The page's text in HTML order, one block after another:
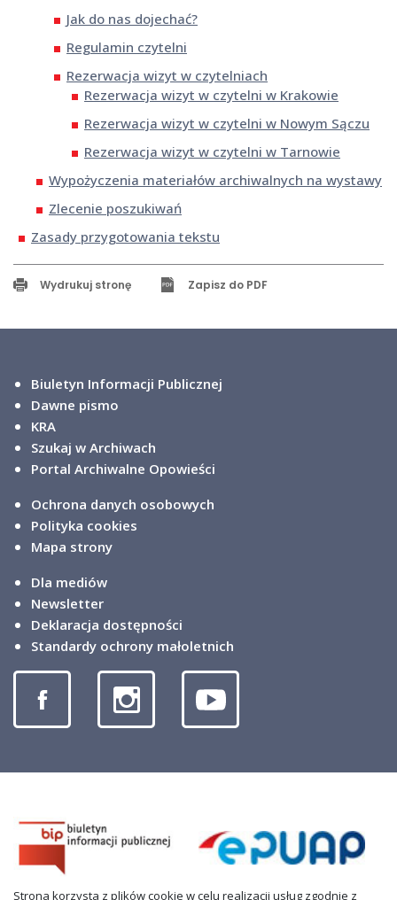
Jak do nas dojechać?
Regulamin czytelni
Rezerwacja wizyt w czytelniach
Rezerwacja wizyt w czytelni w Krakowie
Rezerwacja wizyt w czytelni w Nowym Sączu
Rezerwacja wizyt w czytelni w Tarnowie
Wypożyczenia materiałów archiwalnych na wystawy
Zlecenie poszukiwań
Zasady przygotowania tekstu
Wydrukuj stronę Zapisz do PDF
Biuletyn Informacji Publicznej
Dawne pismo
KRA
Szukaj w Archiwach
Portal Archiwalne Opowieści
Ochrona danych osobowych
Polityka cookies
Mapa strony
Dla mediów
Newsletter
Deklaracja dostępności
Standardy ochrony małoletnich
Strona korzysta z plików cookie w celu realizacji usług zgodnie z